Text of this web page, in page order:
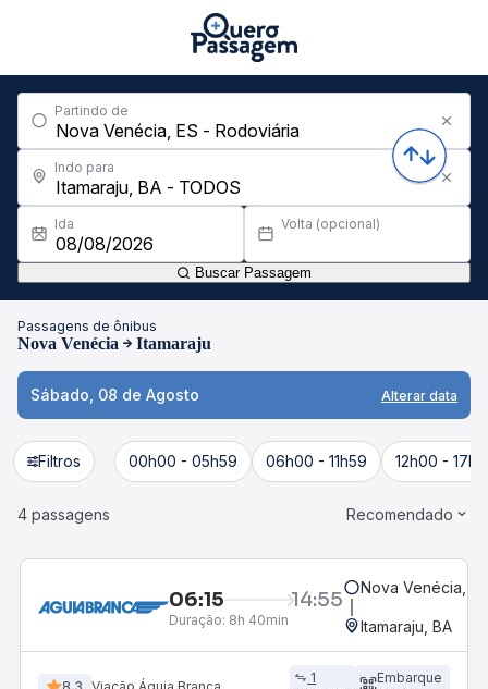
Partindo de
Indo para
Ida Volta (opcional)
Buscar Passagem
Passagens de ônibus
Nova Venécia Itamaraju
Sábado, 08 de Agosto Alterar data
Filtros 00h00 - 05h59 06h00 - 11h59 12h00 -
4 passagens Recomendado
06:15 14:55
Duração: 8h 40min
Nova Venécia,
Itamaraju, BA
8,3 Viação Águia Branca
1
Embarque